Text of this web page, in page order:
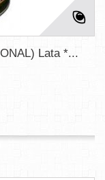
Lata *...